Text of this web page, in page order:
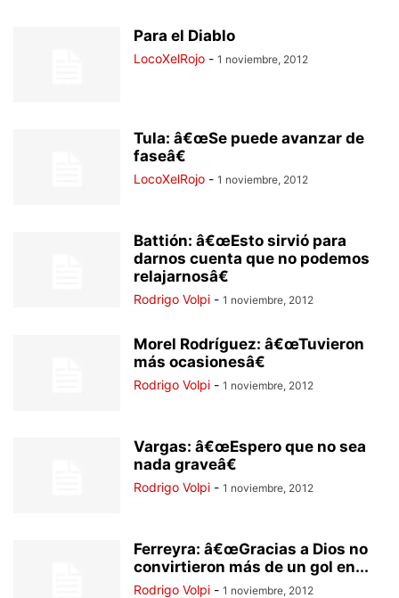
Para el Diablo
LocoXelRojo - 1 noviembre, 2012
Tula: â€œSe puede avanzar de
faseâ€
LocoXelRojo - 1 noviembre, 2012
Battión: â€œEsto sirvió para
darnos cuenta que no podemos
relajarnosâ€
Rodrigo Volpi - 1 noviembre, 2012
Morel Rodríguez: â€œTuvieron
más ocasionesâ€
Rodrigo Volpi - 1 noviembre, 2012
Vargas: â€œEspero que no sea
nada graveâ€
Rodrigo Volpi - 1 noviembre, 2012
Ferreyra: â€œGracias a Dios no
convirtieron más de un gol en...
Rodrigo Volpi - 1 noviembre, 2012